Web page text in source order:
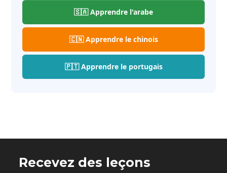
🇸🇦 Apprendre l'arabe
🇨🇳 Apprendre le chinois
🇵🇹 Apprendre le portugais
Recevez des leçons